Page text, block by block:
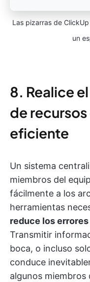
Las pizarras de
un
8. Realice
de
eficiente
Un sistema
miembros del
fácilmente a los
herramientas
reduce los
Transmitir
boca, o incluso
conduce
algunos miembros